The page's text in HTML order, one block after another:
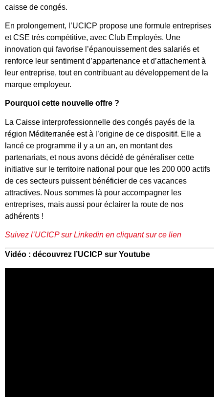
caisse de congés.
En prolongement, l’UCICP propose une formule entreprises
et CSE très compétitive, avec Club Employés. Une
innovation qui favorise l’épanouissement des salariés et
renforce leur sentiment d’appartenance et d’attachement à
leur entreprise, tout en contribuant au développement de la
marque employeur.
Pourquoi cette nouvelle offre ?
La Caisse interprofessionnelle des congés payés de la
région Méditerranée est à l’origine de ce dispositif. Elle a
lancé ce programme il y a un an, en montant des
partenariats, et nous avons décidé de généraliser cette
initiative sur le territoire national pour que les 200 000 actifs
de ces secteurs puissent bénéficier de ces vacances
attractives. Nous sommes là pour accompagner les
entreprises, mais aussi pour éclairer la route de nos
adhérents !
Suivez l’UCICP sur Linkedin en cliquant sur ce lien
Vidéo : découvrez l’UCICP sur Youtube